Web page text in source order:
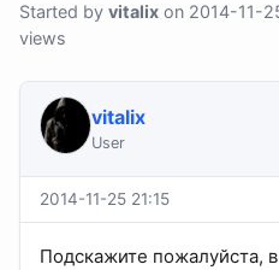
Started by vitalix on 2014-11-
views
vitalix
User
2014-11-25 21:15
Подскажите пожалуйста,